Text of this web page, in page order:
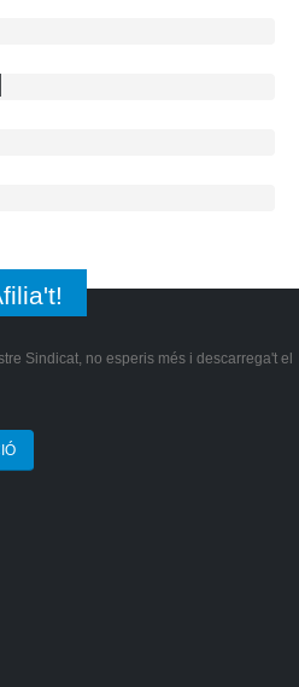
Sindicat, no esperis més i descarrega't el